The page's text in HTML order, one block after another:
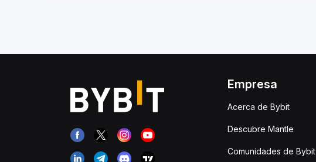
Empresa
Acerca de Bybit
Descubre Mantle
Comunidades de Bybit